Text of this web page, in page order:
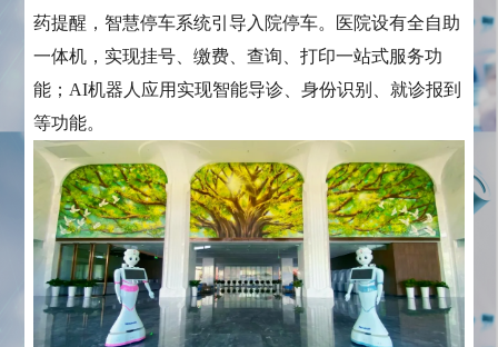
药提醒，智慧停车系统引导入院停车。医院设有全自助
一体机，实现挂号、缴费、查询、打印一站式服务功
能；AI机器人应用实现智能导诊、身份识别、就诊报到
等功能。